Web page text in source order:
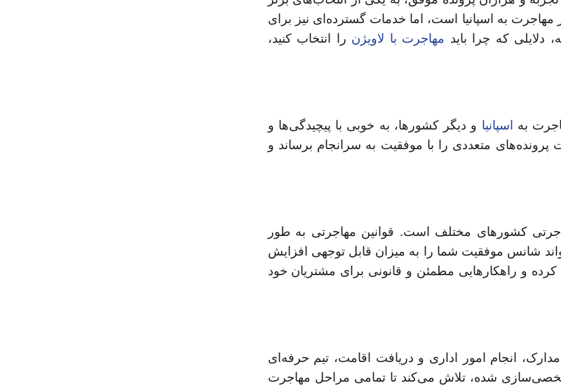
به اسپانیا است، اما خدمات گسترده‌ای نیز برای
دلایلی که چرا باید مهاجرت با لاویژن را انتخاب کنید،
اسپانیا و دیگر کشورها، به خوبی با پیچیدگی‌ها و
متعددی را با موفقیت به سرانجام برساند و
کشورهای مختلف است. قوانین مهاجرتی به طور
شانس موفقیت شما را به میزان قابل توجهی افزایش
و راهکارهایی مطمئن و قانونی برای مشتریان خود
انجام امور اداری و دریافت اقامت، تیم حرفه‌ای
شده، تلاش می‌کند تا تمامی مراحل مهاجرت